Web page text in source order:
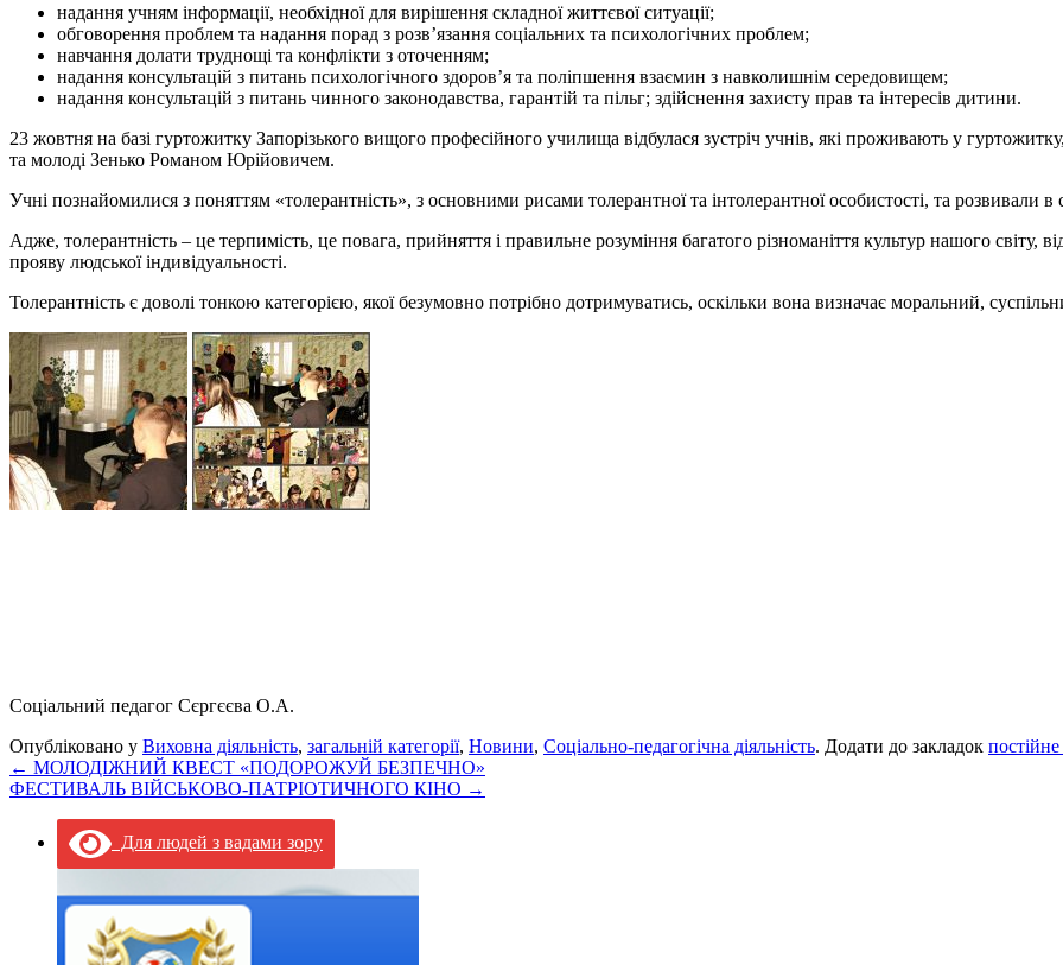
надання учням інформації, необхідної для вирішення складної життєвої ситуації;
обговорення проблем та надання порад з розв’язання соціальних та психологічних проблем;
навчання долати труднощі та конфлікти з оточенням;
надання консультацій з питань психологічного здоров’я та поліпшення взаємин з навколишнім середовищем;
надання консультацій з питань чинного законодавства, гарантій та пільг; здійснення захисту прав та інтересів дитини.
23 жовтня на базі гуртожитку Запорізького вищого професійного училища відбулася зустріч учнів, які проживають у
та молоді Зенько Романом Юрійовичем.
Учні познайомилися з поняттям «толерантність», з основними рисами толерантної та інтолерантної особистості, та розвивали в
Адже, толерантність – це терпимість, це повага, прийняття і правильне розуміння багатого різноманіття культур нашого світу,
прояву людської індивідуальності.
Толерантність є доволі тонкою категорією, якої безумовно потрібно дотримуватись, оскільки вона визначає моральний,
Соціальний педагог Сєргєєва О.А.
Опубліковано у Виховна діяльність, загальній категорії, Новини, Соціально-педагогічна діяльність. Додати до закладок
← МОЛОДІЖНИЙ КВЕСТ «ПОДОРОЖУЙ БЕЗПЕЧНО»
ФЕСТИВАЛЬ ВІЙСЬКОВО-ПАТРІОТИЧНОГО КІНО →
Для людей з вадами зору